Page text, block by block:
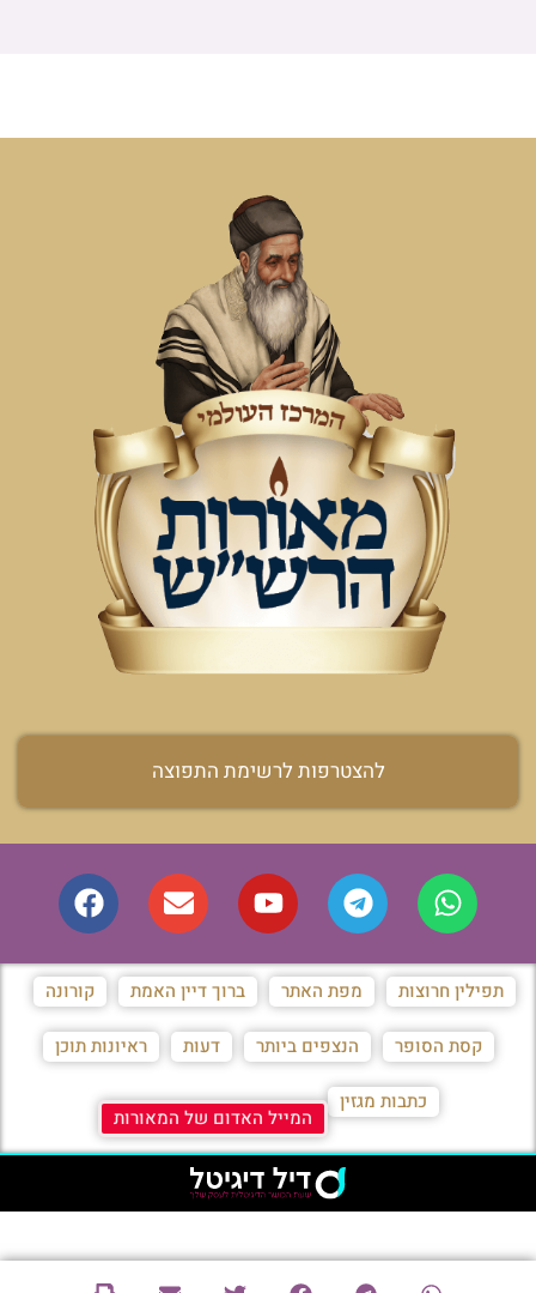
להצטרפות לרשימת התפוצה
תפילין חרוצות מפת האתר ברוך דיין האמת קורונה
קסת הסופר הנצפים ביותר דעות ראיונות תוכן
כתבות מגזין
המייל האדום של המאורות